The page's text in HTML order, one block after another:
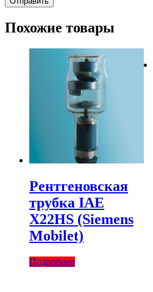
Похожие товары
Рентгеновская
трубка IAE
X22HS (Siemens
Mobilet)
Подробнее